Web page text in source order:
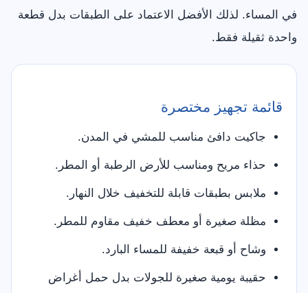
في المساء. لذلك الأفضل الاعتماد على الطبقات بدل قطعة
واحدة ثقيلة فقط.
قائمة تجهيز مختصرة
جاكيت دافئ مناسب للمشي في المدن.
حذاء مريح ومناسب للأرض الرطبة أو المطر.
ملابس بطبقات قابلة للتخفيف خلال النهار.
مظلة صغيرة أو معطف خفيف مقاوم للمطر.
وشاح أو قبعة خفيفة للمساء البارد.
حقيبة يومية صغيرة للجولات بدل حمل أغراض